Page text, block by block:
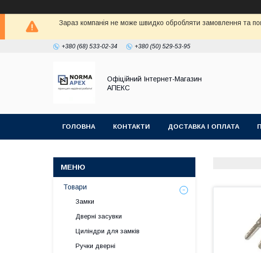
Зараз компанія не може швидко обробляти замовлення та
+380 (68) 533-02-34 +380 (50) 529-53-95
Офіційний Інтернет-Магазин
АПЕКС
ГОЛОВНА КОНТАКТИ ДОСТАВКА І ОПЛАТА
Товари
Замки
Дверні засувки
Циліндри для замків
Ручки дверні